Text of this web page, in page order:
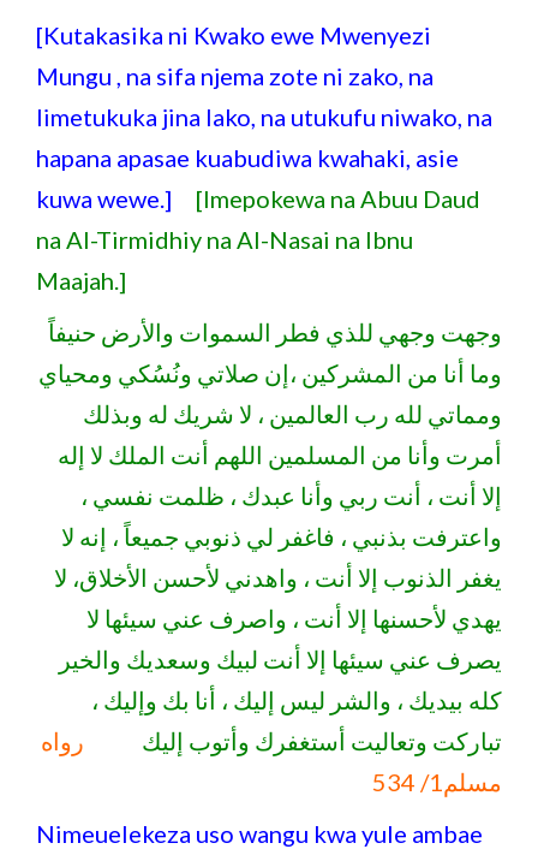
[Kutakasika ni Kwako ewe Mwenyezi
Mungu , na sifa njema zote ni zako, na
limetukuka jina lako, na utukufu niwako, na
hapana apasae kuabudiwa kwahaki, asie
kuwa wewe.]
[Imepokewa na Abuu Daud
na Al-Tirmidhiy na Al-Nasai na Ibnu
Maajah.]
وجهت وجهي للذي فطر السموات والأرض حنيفاً
وما أنا من المشركين ،إن صلاتي ونُسُكي ومحياي
ومماتي لله رب العالمين ، لا شريك له وبذلك
أمرت وأنا من المسلمين اللهم أنت الملك لا إله
إلا أنت ، أنت ربي وأنا عبدك ، ظلمت نفسي ،
واعترفت بذنبي ، فاغفر لي ذنوبي جميعاً ، إنه لا
يغفر الذنوب إلا أنت ، واهدني لأحسن الأخلاق، لا
يهدي لأحسنها إلا أنت ، واصرف عني سيئها لا
يصرف عني سيئها إلا أنت لبيك وسعديك والخير
كله بيديك ، والشر ليس إليك ، أنا بك وإليك ،
تباركت وتعاليت أستغفرك وأتوب إليك
رواه
مسلم1/ 534
Nimeuelekeza uso wangu kwa yule ambae